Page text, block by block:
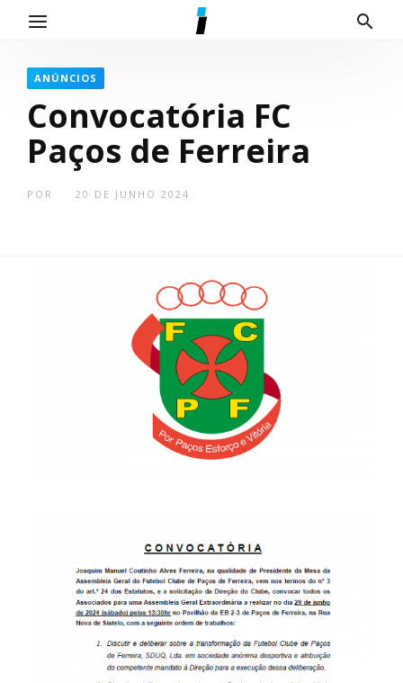
ANÚNCIOS
Convocatória FC
Paços de Ferreira
POR 20 DE JUNHO 2024